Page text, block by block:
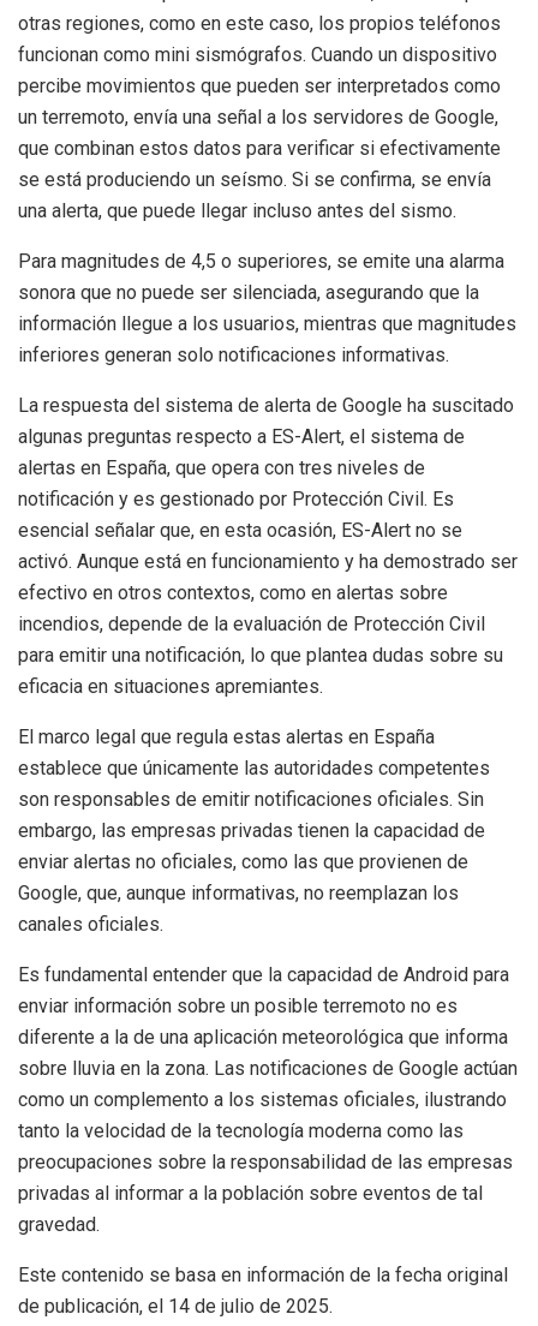
otras regiones, como en este caso, los propios teléfonos
funcionan como mini sismógrafos. Cuando un dispositivo
percibe movimientos que pueden ser interpretados como
un terremoto, envía una señal a los servidores de Google,
que combinan estos datos para verificar si efectivamente
se está produciendo un seísmo. Si se confirma, se envía
una alerta, que puede llegar incluso antes del sismo.
Para magnitudes de 4,5 o superiores, se emite una alarma
sonora que no puede ser silenciada, asegurando que la
información llegue a los usuarios, mientras que magnitudes
inferiores generan solo notificaciones informativas.
La respuesta del sistema de alerta de Google ha suscitado
algunas preguntas respecto a ES-Alert, el sistema de
alertas en España, que opera con tres niveles de
notificación y es gestionado por Protección Civil. Es
esencial señalar que, en esta ocasión, ES-Alert no se
activó. Aunque está en funcionamiento y ha demostrado ser
efectivo en otros contextos, como en alertas sobre
incendios, depende de la evaluación de Protección Civil
para emitir una notificación, lo que plantea dudas sobre su
eficacia en situaciones apremiantes.
El marco legal que regula estas alertas en España
establece que únicamente las autoridades competentes
son responsables de emitir notificaciones oficiales. Sin
embargo, las empresas privadas tienen la capacidad de
enviar alertas no oficiales, como las que provienen de
Google, que, aunque informativas, no reemplazan los
canales oficiales.
Es fundamental entender que la capacidad de Android para
enviar información sobre un posible terremoto no es
diferente a la de una aplicación meteorológica que informa
sobre lluvia en la zona. Las notificaciones de Google actúan
como un complemento a los sistemas oficiales, ilustrando
tanto la velocidad de la tecnología moderna como las
preocupaciones sobre la responsabilidad de las empresas
privadas al informar a la población sobre eventos de tal
gravedad.
Este contenido se basa en información de la fecha original
de publicación, el 14 de julio de 2025.